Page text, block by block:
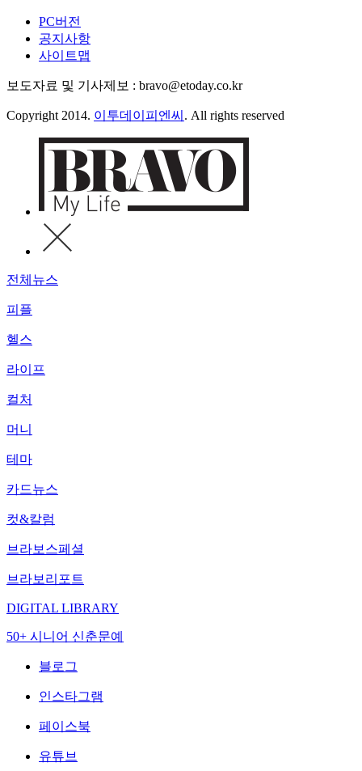
PC버전
공지사항
사이트맵
보도자료 및 기사제보 : bravo@etoday.co.kr
Copyright 2014. 이투데이피엔씨 . All rights reserved
전체뉴스
피플
헬스
라이프
컬처
머니
테마
카드뉴스
컷&칼럼
브라보스페셜
브라보리포트
DIGITAL LIBRARY
50+ 시니어 신춘문예
블로그
인스타그램
페이스북
유튜브